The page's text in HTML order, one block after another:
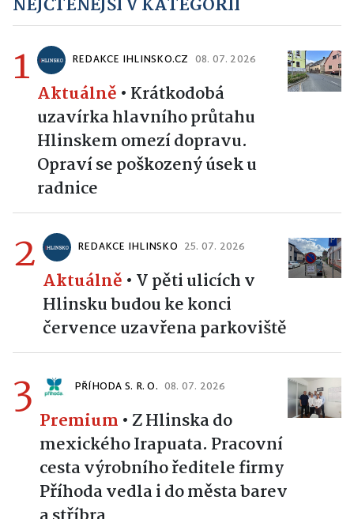
NEJČTENĚJŠÍ V KATEGORII
1 REDAKCE IHLINSKO.CZ 08. 07. 2026
Aktuálně • Krátkodobá
uzavírka hlavního průtahu
Hlinskem omezí dopravu.
Opraví se poškozený úsek u
radnice
2 REDAKCE IHLINSKO 25. 07. 2026
Aktuálně • V pěti ulicích v
Hlinsku budou ke konci
července uzavřena parkoviště
3 PŘÍHODA S. R. O. 08. 07. 2026
Premium • Z Hlinska do
mexického Irapuata. Pracovní
cesta výrobního ředitele firmy
Příhoda vedla i do města barev